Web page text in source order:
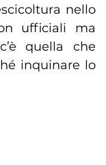
nello
ufficiali ma
quella che
inquinare lo